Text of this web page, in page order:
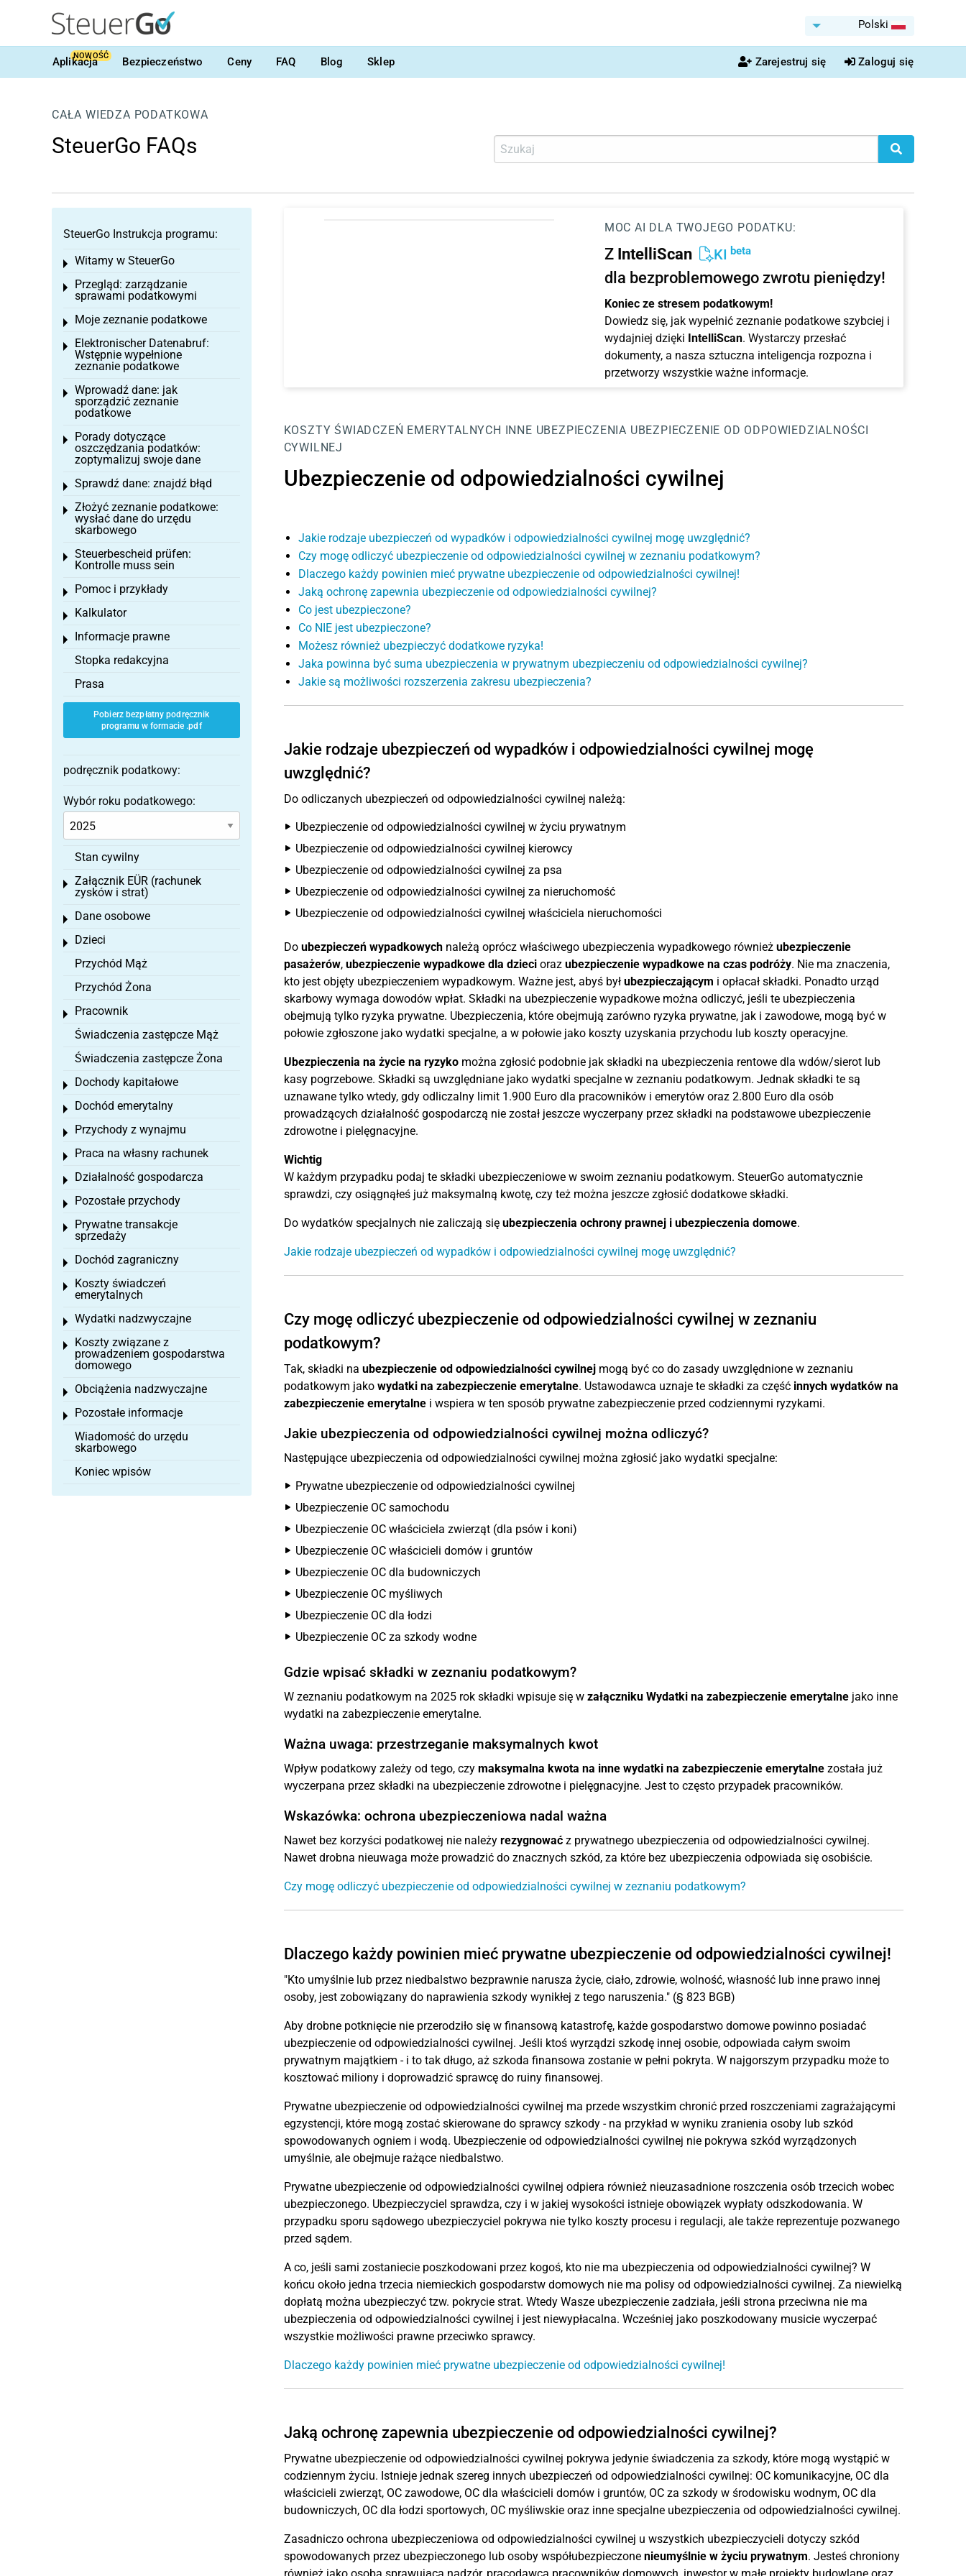
Polski
Aplikacja
NOWOŚĆ Bezpieczeństwo Ceny FAQ Blog Sklep Zarejestruj się Zaloguj się
CAŁA WIEDZA PODATKOWA
SteuerGo FAQs
MOC AI DLA TWOJEGO PODATKU:
Z IntelliScan KI beta
dla bezproblemowego zwrotu pieniędzy!
Koniec ze stresem podatkowym!
Dowiedz się, jak wypełnić zeznanie podatkowe szybciej i
wydajniej dzięki IntelliScan. Wystarczy przesłać
dokumenty, a nasza sztuczna inteligencja rozpozna i
przetworzy wszystkie ważne informacje.
KOSZTY ŚWIADCZEŃ EMERYTALNYCH INNE UBEZPIECZENIA UBEZPIECZENIE OD ODPOWIEDZIALNOŚCI
CYWILNEJ
Ubezpieczenie od odpowiedzialności cywilnej
Jakie rodzaje ubezpieczeń od wypadków i odpowiedzialności cywilnej mogę uwzględnić?
Czy mogę odliczyć ubezpieczenie od odpowiedzialności cywilnej w zeznaniu podatkowym?
Dlaczego każdy powinien mieć prywatne ubezpieczenie od odpowiedzialności cywilnej!
Jaką ochronę zapewnia ubezpieczenie od odpowiedzialności cywilnej?
Co jest ubezpieczone?
Co NIE jest ubezpieczone?
Możesz również ubezpieczyć dodatkowe ryzyka!
Jaka powinna być suma ubezpieczenia w prywatnym ubezpieczeniu od odpowiedzialności cywilnej?
Jakie są możliwości rozszerzenia zakresu ubezpieczenia?
Jakie rodzaje ubezpieczeń od wypadków i odpowiedzialności cywilnej mogę
uwzględnić?
Do odliczanych ubezpieczeń od odpowiedzialności cywilnej należą:
Ubezpieczenie od odpowiedzialności cywilnej w życiu prywatnym
Ubezpieczenie od odpowiedzialności cywilnej kierowcy
Ubezpieczenie od odpowiedzialności cywilnej za psa
Ubezpieczenie od odpowiedzialności cywilnej za nieruchomość
Ubezpieczenie od odpowiedzialności cywilnej właściciela nieruchomości
Do ubezpieczeń wypadkowychnależą oprócz właściwego ubezpieczenia wypadkowego również ubezpieczenie
pasażerów, ubezpieczenie wypadkowe dla dziecioraz ubezpieczenie wypadkowe na czas podróży. Nie ma znaczenia,
kto jest objęty ubezpieczeniem wypadkowym. Ważne jest, abyś był ubezpieczającym i opłacał składki. Ponadto urząd
skarbowy wymaga dowodów wpłat. Składki na ubezpieczenie wypadkowe można odliczyć, jeśli te ubezpieczenia
obejmują tylko ryzyka prywatne. Ubezpieczenia, które obejmują zarówno ryzyka prywatne, jak i zawodowe, mogą być w
połowie zgłoszone jako wydatki specjalne, a w połowie jako koszty uzyskania przychodu lub koszty operacyjne.
Ubezpieczenia na życie na ryzykomożna zgłosić podobnie jak składki na ubezpieczenia rentowe dla wdów/sierot lub
kasy pogrzebowe. Składki są uwzględniane jako wydatki specjalne w zeznaniu podatkowym. Jednak składki te są
uznawane tylko wtedy, gdy odliczalny limit 1.900 Euro dla pracowników i emerytów oraz 2.800 Euro dla osób
prowadzących działalność gospodarczą nie został jeszcze wyczerpany przez składki na podstawowe ubezpieczenie
zdrowotne i pielęgnacyjne.
Wichtig
W każdym przypadku podaj te składki ubezpieczeniowe w swoim zeznaniu podatkowym. SteuerGo automatycznie
sprawdzi, czy osiągnąłeś już maksymalną kwotę, czy też można jeszcze zgłosić dodatkowe składki.
Do wydatków specjalnych nie zaliczają się ubezpieczenia ochrony prawnej i ubezpieczenia domowe.
Jakie rodzaje ubezpieczeń od wypadków i odpowiedzialności cywilnej mogę uwzględnić?
Czy mogę odliczyć ubezpieczenie od odpowiedzialności cywilnej w zeznaniu
podatkowym?
Tak, składki na ubezpieczenie od odpowiedzialności cywilnejmogą być co do zasady uwzględnione w zeznaniu
podatkowym jako wydatki na zabezpieczenie emerytalne. Ustawodawca uznaje te składki za część innych wydatków na
zabezpieczenie emerytalnei wspiera w ten sposób prywatne zabezpieczenie przed codziennymi ryzykami.
Jakie ubezpieczenia od odpowiedzialności cywilnej można odliczyć?
Następujące ubezpieczenia od odpowiedzialności cywilnej można zgłosić jako wydatki specjalne:
Prywatne ubezpieczenie od odpowiedzialności cywilnej
Ubezpieczenie OC samochodu
Ubezpieczenie OC właściciela zwierząt (dla psów i koni)
Ubezpieczenie OC właścicieli domów i gruntów
Ubezpieczenie OC dla budowniczych
Ubezpieczenie OC myśliwych
Ubezpieczenie OC dla łodzi
Ubezpieczenie OC za szkody wodne
Gdzie wpisać składki w zeznaniu podatkowym?
W zeznaniu podatkowym na 2025 rok składki wpisuje się w załączniku Wydatki na zabezpieczenie emerytalnejako inne
wydatki na zabezpieczenie emerytalne.
Ważna uwaga: przestrzeganie maksymalnych kwot
Wpływ podatkowy zależy od tego, czy maksymalna kwota na inne wydatki na zabezpieczenie emerytalnezostała już
wyczerpana przez składki na ubezpieczenie zdrowotne i pielęgnacyjne. Jest to często przypadek pracowników.
Wskazówka: ochrona ubezpieczeniowa nadal ważna
Nawet bez korzyści podatkowej nie należy rezygnowaćz prywatnego ubezpieczenia od odpowiedzialności cywilnej.
Nawet drobna nieuwaga może prowadzić do znacznych szkód, za które bez ubezpieczenia odpowiada się osobiście.
Czy mogę odliczyć ubezpieczenie od odpowiedzialności cywilnej w zeznaniu podatkowym?
Dlaczego każdy powinien mieć prywatne ubezpieczenie od odpowiedzialności cywilnej!
"Kto umyślnie lub przez niedbalstwo bezprawnie narusza życie, ciało, zdrowie, wolność, własność lub inne prawo innej
osoby, jest zobowiązany do naprawienia szkody wynikłej z tego naruszenia." (§ 823 BGB)
Aby drobne potknięcie nie przerodziło się w finansową katastrofę, każde gospodarstwo domowe powinno posiadać
ubezpieczenie od odpowiedzialności cywilnej. Jeśli ktoś wyrządzi szkodę innej osobie, odpowiada całym swoim
prywatnym majątkiem - i to tak długo, aż szkoda finansowa zostanie w pełni pokryta. W najgorszym przypadku może to
kosztować miliony i doprowadzić sprawcę do ruiny finansowej.
Prywatne ubezpieczenie od odpowiedzialności cywilnej ma przede wszystkim chronić przed roszczeniami zagrażającymi
egzystencji, które mogą zostać skierowane do sprawcy szkody - na przykład w wyniku zranienia osoby lub szkód
spowodowanych ogniem i wodą. Ubezpieczenie od odpowiedzialności cywilnej nie pokrywa szkód wyrządzonych
umyślnie, ale obejmuje rażące niedbalstwo.
Prywatne ubezpieczenie od odpowiedzialności cywilnej odpiera również nieuzasadnione roszczenia osób trzecich wobec
ubezpieczonego. Ubezpieczyciel sprawdza, czy i w jakiej wysokości istnieje obowiązek wypłaty odszkodowania. W
przypadku sporu sądowego ubezpieczyciel pokrywa nie tylko koszty procesu i regulacji, ale także reprezentuje pozwanego
przed sądem.
A co, jeśli sami zostaniecie poszkodowani przez kogoś, kto nie ma ubezpieczenia od odpowiedzialności cywilnej? W
końcu około jedna trzecia niemieckich gospodarstw domowych nie ma polisy od odpowiedzialności cywilnej. Za niewielką
dopłatą można ubezpieczyć tzw. pokrycie strat. Wtedy Wasze ubezpieczenie zadziała, jeśli strona przeciwna nie ma
ubezpieczenia od odpowiedzialności cywilnej i jest niewypłacalna. Wcześniej jako poszkodowany musicie wyczerpać
wszystkie możliwości prawne przeciwko sprawcy.
Dlaczego każdy powinien mieć prywatne ubezpieczenie od odpowiedzialności cywilnej!
Jaką ochronę zapewnia ubezpieczenie od odpowiedzialności cywilnej?
Prywatne ubezpieczenie od odpowiedzialności cywilnej pokrywa jedynie świadczenia za szkody, które mogą wystąpić w
codziennym życiu. Istnieje jednak szereg innych ubezpieczeń od odpowiedzialności cywilnej: OC komunikacyjne, OC dla
właścicieli zwierząt, OC zawodowe, OC dla właścicieli domów i gruntów, OC za szkody w środowisku wodnym, OC dla
budowniczych, OC dla łodzi sportowych, OC myśliwskie oraz inne specjalne ubezpieczenia od odpowiedzialności cywilnej.
Zasadniczo ochrona ubezpieczeniowa od odpowiedzialności cywilnej u wszystkich ubezpieczycieli dotyczy szkód
spowodowanych przez ubezpieczonego lub osoby współubezpieczone nieumyślnie w życiu prywatnym. Jesteś chroniony
SteuerGo Instrukcja programu:
Witamy w SteuerGo
Toggle menu
Przegląd: zarządzanie
sprawami podatkowymi
Toggle menu
Moje zeznanie podatkowe
Toggle menu
Elektronischer Datenabruf:
Wstępnie wypełnione
zeznanie podatkowe
Toggle menu
Wprowadź dane: jak
sporządzić zeznanie
podatkowe
Toggle menu
Porady dotyczące
oszczędzania podatków:
zoptymalizuj swoje dane
Toggle menu
Sprawdź dane: znajdź błąd
Toggle menu
Złożyć zeznanie podatkowe:
wysłać dane do urzędu
skarbowego
Toggle menu
Steuerbescheid prüfen:
Kontrolle muss sein
Toggle menu
Pomoc i przykłady
Toggle menu
Kalkulator
Toggle menu
Informacje prawne
Toggle menu
Stopka redakcyjna
Prasa
Pobierz bezpłatny podręcznik
programu w formacie .pdf
podręcznik podatkowy:
Wybór roku podatkowego:
Stan cywilny
Załącznik EÜR (rachunek
zysków i strat)
Toggle menu
Dane osobowe
Toggle menu
Dzieci
Toggle menu
Przychód Mąż
Przychód Żona
Pracownik
Toggle menu
Świadczenia zastępcze Mąż
Świadczenia zastępcze Żona
Dochody kapitałowe
Toggle menu
Dochód emerytalny
Toggle menu
Przychody z wynajmu
Toggle menu
Praca na własny rachunek
Toggle menu
Działalność gospodarcza
Toggle menu
Pozostałe przychody
Toggle menu
Prywatne transakcje
sprzedaży
Toggle menu
Dochód zagraniczny
Toggle menu
Koszty świadczeń
emerytalnych
Toggle menu
Wydatki nadzwyczajne
Toggle menu
Koszty związane z
prowadzeniem gospodarstwa
domowego
Toggle menu
Obciążenia nadzwyczajne
Toggle menu
Pozostałe informacje
Toggle menu
Wiadomość do urzędu
skarbowego
Koniec wpisów